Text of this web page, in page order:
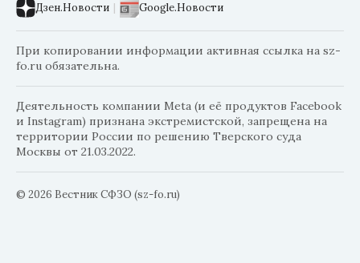
Дзен.Новости | Google.Новости
При копировании информации активная ссылка на sz-
fo.ru обязательна.
Деятельность компании Meta (и её продуктов Facebook
и Instagram) признана экстремистской, запрещена на
территории России по решению Тверского суда
Москвы от 21.03.2022.
© 2026 Вестник СФЗО (sz-fo.ru)